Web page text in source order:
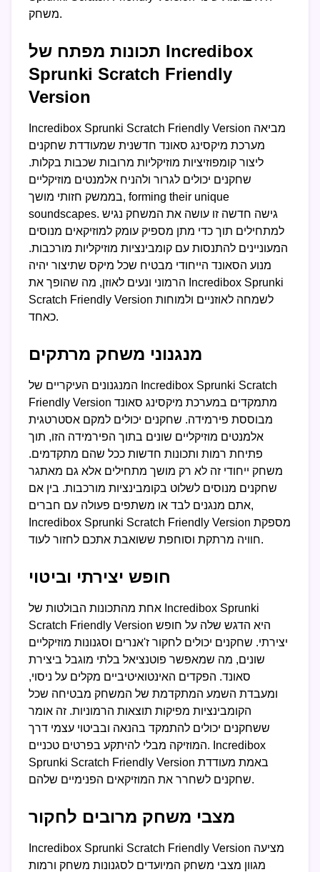
משחק.
תכונות מפתח של Incredibox
Sprunki Scratch Friendly
Version
Incredibox Sprunki Scratch Friendly Version מביאה
מערכת מיקסינג סאונד חדשנית שמעודדת שחקנים
ליצור קומפוזיציות מוזיקליות מרובות שכבות בקלות.
שחקנים יכולים לגרור ולהניח אלמנטים מוזיקליים
בממשק חזותי מושך, forming their unique
soundscapes. גישה חדשה זו עושה את המשחק נגיש
למתחילים תוך כדי מתן מספיק עומק למוזיקאים מנוסים
המעוניינים להתנסות עם קומבינציות מוזיקליות מורכבות.
מנוע הסאונד הייחודי מבטיח שכל מיקס שתיצור יהיה
הרמוני ונעים לאוזן, מה שהופך את Incredibox Sprunki
Scratch Friendly Version לשמחה לאוזניים ולמוחות
כאחד.
מנגנוני משחק מרתקים
המנגנונים העיקריים של Incredibox Sprunki Scratch
Friendly Version מתמקדים במערכת מיקסינג סאונד
מבוססת פירמידה. שחקנים יכולים למקם אסטרטגית
אלמנטים מוזיקליים שונים בתוך הפירמידה הזו, תוך
פתיחת רמות ותכונות חדשות ככל שהם מתקדמים.
משחק ייחודי זה לא רק מושך מתחילים אלא גם מאתגר
שחקנים מנוסים לשלוט בקומבינציות מורכבות. בין אם
אתם מנגנים לבד או משתפים פעולה עם חברים,
Incredibox Sprunki Scratch Friendly Version מספקת
חוויה מרתקת וסוחפת ששואבת אתכם לחזור לעוד.
חופש יצירתי וביטוי
אחת מהתכונות הבולטות של Incredibox Sprunki
Scratch Friendly Version היא הדגש שלה על חופש
יצירתי. שחקנים יכולים לחקור ז'אנרים וסגנונות מוזיקליים
שונים, מה שמאפשר פוטנציאל בלתי מוגבל ביצירת
סאונד. הפקדים האינטואיטיביים מקלים על ניסוי,
ומעבדת השמע המתקדמת של המשחק מבטיחה שכל
הקומבינציות מפיקות תוצאות הרמוניות. זה אומר
ששחקנים יכולים להתמקד בהנאה ובביטוי עצמי דרך
המוזיקה מבלי להיתקע בפרטים טכניים. Incredibox
Sprunki Scratch Friendly Version באמת מעודדת
שחקנים לשחרר את המוזיקאים הפנימיים שלהם.
מצבי משחק מרובים לחקור
Incredibox Sprunki Scratch Friendly Version מציעה
מגוון מצבי משחק המיועדים לסגנונות משחק ורמות